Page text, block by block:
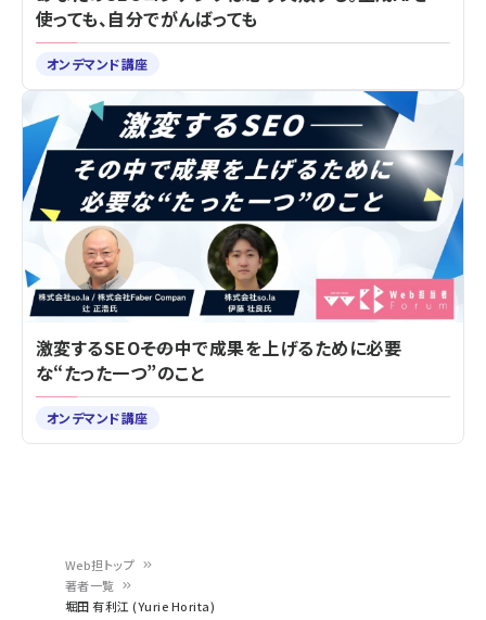
Web担トップ
著者一覧
堀田 有利江 (Yurie Horita)
使っても、自分でがんばっても
オンデマンド講座
激変するSEO――その中で成果を上げるために必要
な“たった一つ”のこと
オンデマンド講座